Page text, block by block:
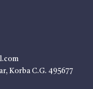
Korba C.G. 495677